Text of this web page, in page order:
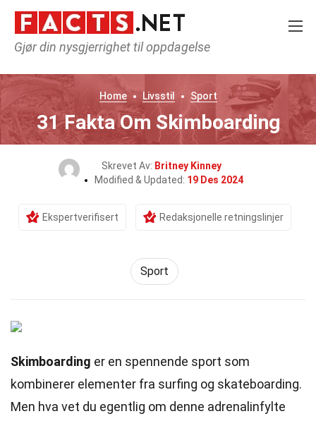
Gjør din nysgjerrighet til oppdagelse
Home Livsstil Sport
31 Fakta Om Skimboarding
Skrevet Av: Britney Kinney
Modified & Updated: 19 Des 2024
Ekspertverifisert Redaksjonelle retningslinjer
Sport
Skimboarding er en spennende sport som
kombinerer elementer fra surfing og skateboarding.
Men hva vet du egentlig om denne adrenalinfylte